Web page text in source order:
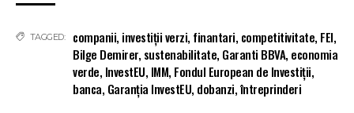
TAGGED: companii, investiții verzi, finantari, competitivitate, FEI,
Bilge Demirer, sustenabilitate, Garanti BBVA, economia
verde, InvestEU, IMM, Fondul European de Investiții,
banca, Garanția InvestEU, dobanzi,întreprinderi